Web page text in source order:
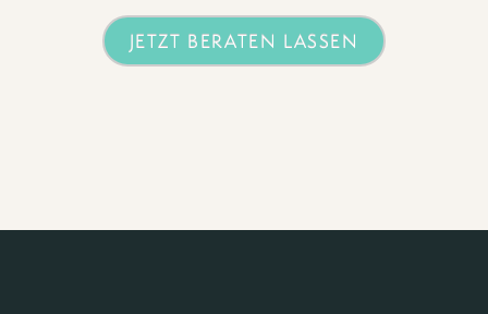
JETZT BERATEN LASSEN